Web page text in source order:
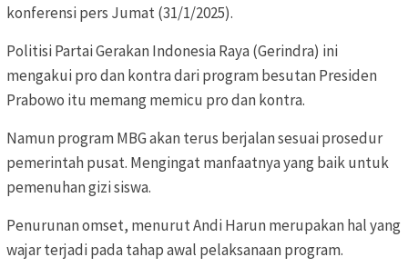
konferensi pers Jumat (31/1/2025).
Politisi Partai Gerakan Indonesia Raya (Gerindra) ini
mengakui pro dan kontra dari program besutan Presiden
Prabowo itu memangmemicu pro dan kontra.
Namun program MBG akan terus berjalan sesuai prosedur
pemerintah pusat. Mengingat manfaatnya yang baik untuk
pemenuhan gizi siswa.
Penurunan omset, menurut Andi Harun merupakan hal yang
wajar terjadi pada tahap awal pelaksanaan program.